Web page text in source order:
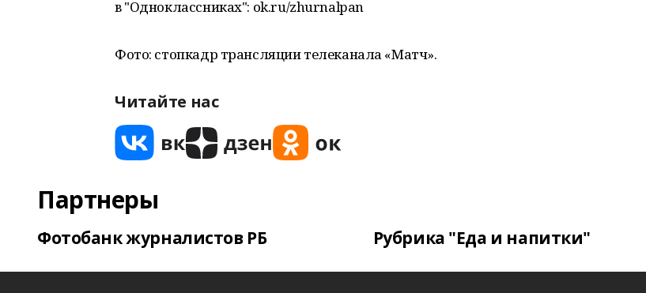
в "Одноклассниках": ok.ru/zhurnalpan
Фото: стопкадр трансляции телеканала «Матч».
Читайте нас
Партнеры
Фотобанк журналистов РБ Рубрика "Еда и напитки"